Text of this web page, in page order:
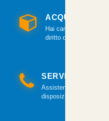
ACQUISTO
Hai cambiato idea?
diritto di recesso.
SERVIZIO
Assistenza clienti via
disposizione.